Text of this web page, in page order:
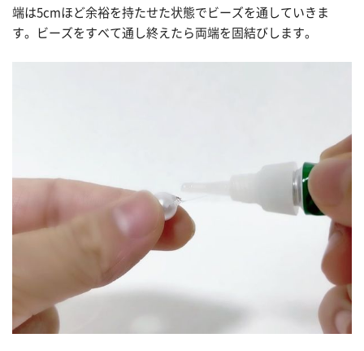
端は5cmほど余裕を持たせた状態でビーズを通していきま
す。ビーズをすべて通し終えたら両端を固結びします。